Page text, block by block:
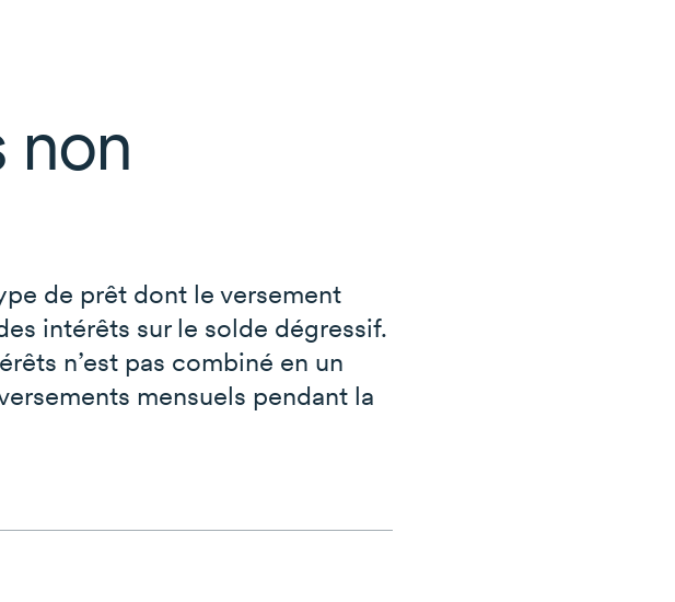
non
de prêt dont le versement
intérêts sur le solde dégressif.
n’est pas combiné en un
mensuels pendant la